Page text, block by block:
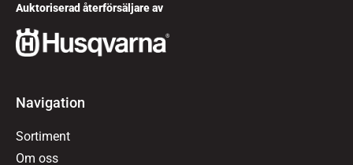
Auktoriserad återförsäljare av
Navigation
Sortiment
Om oss